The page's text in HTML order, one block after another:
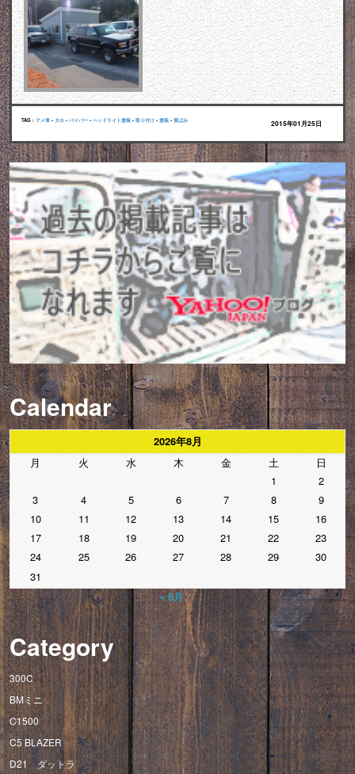
TAG : アメ車 • タホ • バイパー • ヘッドライト塗装 • 取り付け • 塗装 • 黄ばみ 2015年01月25日
Calendar
2026年8月
月 火 水 木 金 土
日
1
2
3
4 5 6 7 8
9
10
11 12 13 14 15
16
17
18 19 20 21 22
23
24
25 26 27 28 29
30
31
« 6月
Category
300C
BMミニ
C1500
C5 BLAZER
D21 ダットラ